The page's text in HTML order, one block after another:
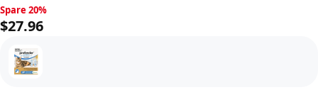
Spare 20%, $27.96
Spare 20%
$27.96